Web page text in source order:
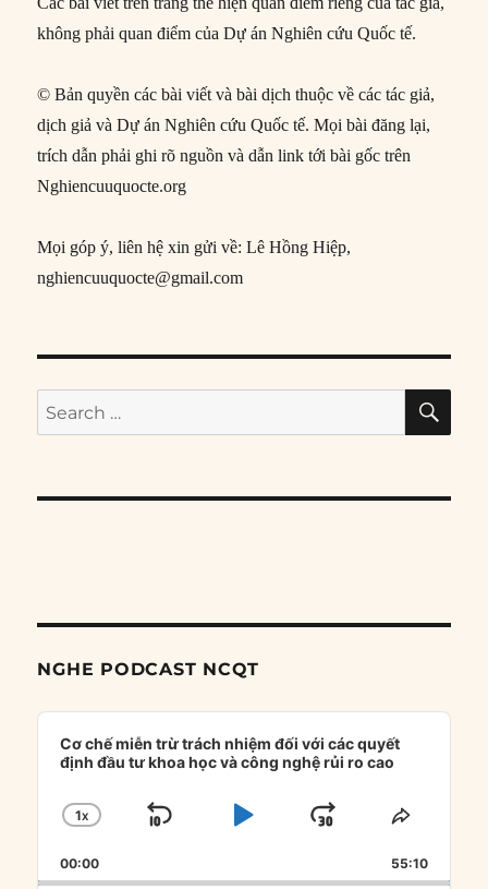
không phải quan điểm của Dự án Nghiên cứu Quốc tế.
© Bản quyền các bài viết và bài dịch thuộc về các tác giả,
dịch giả và Dự án Nghiên cứu Quốc tế. Mọi bài đăng lại,
trích dẫn phải ghi rõ nguồn và dẫn link tới bài gốc trên
Nghiencuuquocte.org
Mọi góp ý, liên hệ xin gửi về: Lê Hồng Hiệp,
nghiencuuquocte@gmail.com
Search
for:
NGHE PODCAST NCQT
Audio
Player
Cơ chế miễn trừ trách nhiệm đối với các quyết
định đầu tư khoa học và công nghệ rủi ro cao
CHANGE
RATE
1X
SKIP
PLAYJUMP
FORWARD
SHARE
00:00 55:10